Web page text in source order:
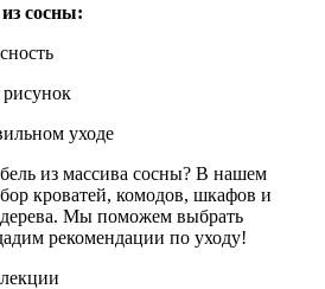
сосны:
уходе
из массива сосны? В нашем
кроватей, комодов, шкафов и
дерева. Мы поможем выбрать
рекомендации по уходу!